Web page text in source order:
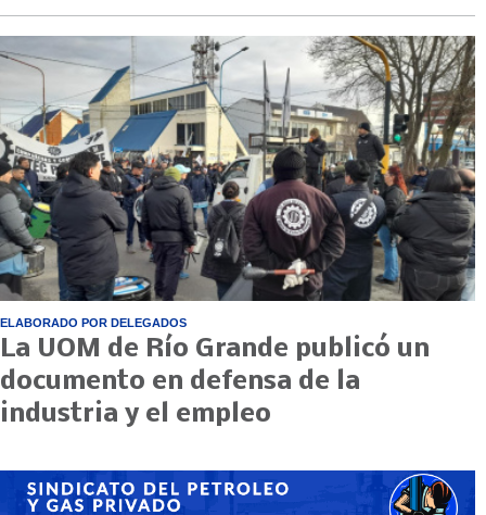
ELABORADO POR DELEGADOS
La UOM de Río Grande publicó un
documento en defensa de la
industria y el empleo